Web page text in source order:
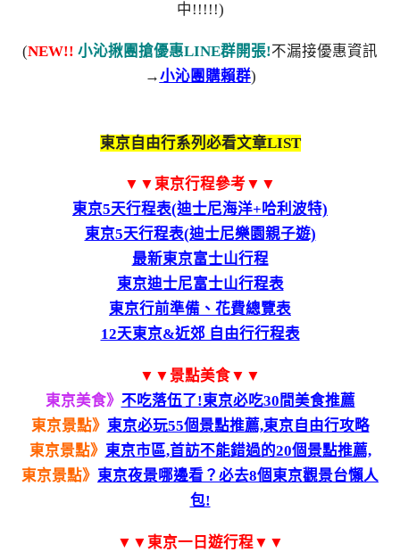
中!!!!!)
(NEW!! 小沁揪團搶優惠LINE群開張!不漏接優惠資訊
→小沁團購賴群)
東京自由行系列必看文章LIST
▼▼東京行程參考▼▼
東京5天行程表(迪士尼海洋+哈利波特)
東京5天行程表(迪士尼樂園親子遊)
最新東京富士山行程
東京迪士尼富士山行程表
東京行前準備、花費總覽表
12天東京&近郊 自由行行程表
▼▼景點美食▼▼
東京美食》 不吃落伍了!東京必吃30間美食推薦
東京景點》 東京必玩55個景點推薦,東京自由行攻略
東京景點》 東京市區,首訪不能錯過的20個景點推薦,
東京景點》 東京夜景哪邊看？必去8個東京觀景台懶人
包!
▼▼東京一日遊行程▼▼